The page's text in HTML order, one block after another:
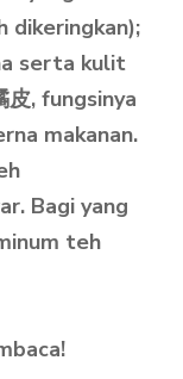
dikeringkan);
serta kulit
, fungsinya
makanan.
Bagi yang
teh